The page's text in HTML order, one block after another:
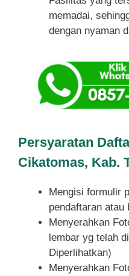
memadai,
dengan nyaman
Persyaratan
Cikatomas, Kab.
Mengisi formulir
pendaftaran atau
Menyerahkan
lembar yg telah
Diperlihatkan)
Menyerahkan